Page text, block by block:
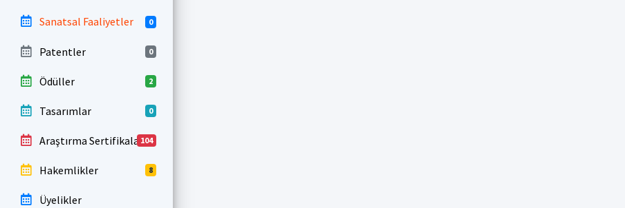
Sanatsal Faaliyetler 0
Patentler 0
Ödüller 2
Tasarımlar 0
Araştırma Sertifikaları104
Hakemlikler 8
Üyelikler